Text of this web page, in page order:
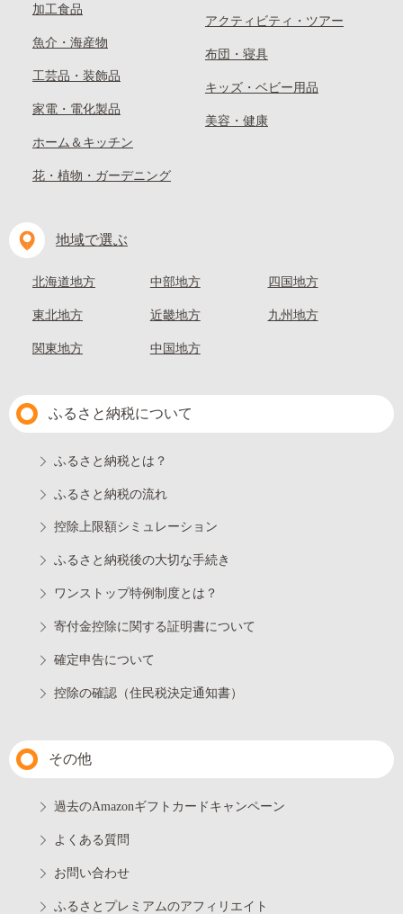
加工食品
魚介・海産物
工芸品・装飾品
家電・電化製品
ホーム＆キッチン
花・植物・ガーデニング
アクティビティ・ツアー
布団・寝具
キッズ・ベビー用品
美容・健康
地域で選ぶ
北海道地方
東北地方
関東地方
中部地方
近畿地方
中国地方
四国地方
九州地方
ふるさと納税について
ふるさと納税とは？
ふるさと納税の流れ
控除上限額シミュレーション
ふるさと納税後の大切な手続き
ワンストップ特例制度とは？
寄付金控除に関する証明書について
確定申告について
控除の確認（住民税決定通知書）
その他
過去のAmazonギフトカードキャンペーン
よくある質問
お問い合わせ
ふるさとプレミアムのアフィリエイト